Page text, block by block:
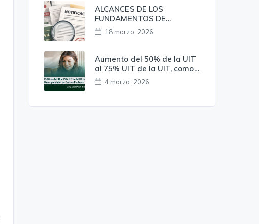
ALCANCES DE LOS
FUNDAMENTOS DE
OBSERVANCIA
OBLIGATORIA EN LA
ACTOS EMITIDOS EN EL
PROCEDIMIENTO
DISCIPLINARIO EN EL
– LEY DEL SERVICIO CIVIL. A
18 marzo, 2026
Aumento del 50% de la UIT
al 75% UIT de la UIT, como
mínimo a favor de las
Municipalidades de Centros
4 marzo, 2026